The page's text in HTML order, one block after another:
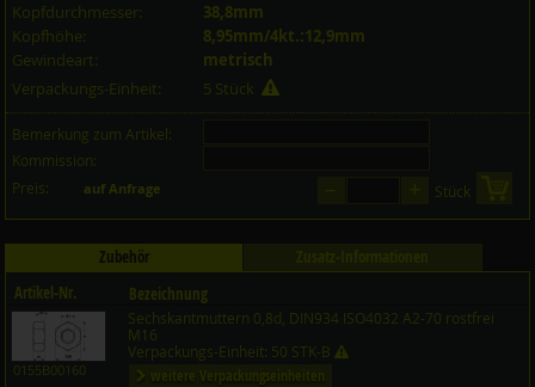
Kopfdurchmesser:
38,8mm
Kopfhöhe:
8,95mm/4kt.:12,9mm
Gewindeart:
metrisch
Verpackungs-Einheit:
5 Stück
Bemerkung zum Artikel:
Kommission:
Preis:
auf Anfrage Stück
Zubehör
Artikel-Nr.
Bezeichnung
Preis CHF
Menge
0155B00160
Sechskantmuttern 0,8d, DIN934 ISO4032 A2-70 rostfrei
M16
Verpackungs-Einheit: 50 STK-B
weitere Verpackungseinheiten